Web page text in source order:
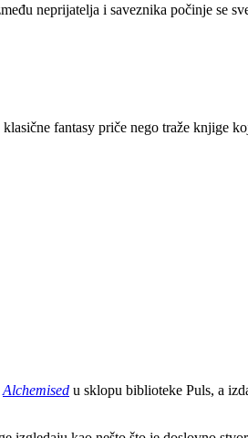
neprijatelja i saveznika počinje se
fantasy priče nego traže knjige
Alchemised u sklopu biblioteke Puls, a